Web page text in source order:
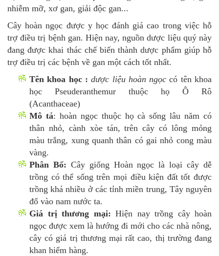
nhiễm mỡ, xơ gan, giải độc gan...
Cây hoàn ngọc được y học đánh giá cao trong việc hỗ
trợ điều trị bệnh gan. Hiện nay, nguồn dược liệu quý này
đang được khai thác chế biến thành dược phẩm giúp hỗ
trợ điều trị các bệnh về gan một cách tốt nhất.
Tên khoa học :dược liệu hoàn ngọc có tên khoa
học Pseuderanthemur thuộc họ Ô Rô
(Acanthaceae)
Mô tả: hoàn ngọc thuộc họ cà sống lâu năm có
thân nhỏ, cành xòe tán, trên cây có lông mỏng
màu trắng, xung quanh thân có gai nhỏ cong màu
vàng.
Phân Bố: Cây giống Hoàn ngọc là loại cây dễ
trồng có thể sống trên mọi điều kiện đất tốt được
trồng khá nhiều ở các tỉnh miền trung, Tây nguyên
đổ vào nam nước ta.
Giá trị thương mại: Hiện nay trồng cây hoàn
ngọc được xem là hướng đi mới cho các nhà nông,
cây có giá trị thương mại rất cao, thị trường đang
khan hiếm hàng.